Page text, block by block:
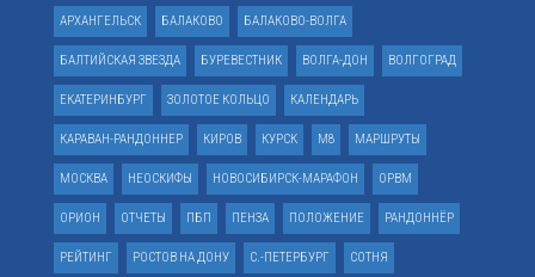
АРХАНГЕЛЬСК БАЛАКОВО БАЛАКОВО-ВОЛГА
БАЛТИЙСКАЯ ЗВЕЗДА БУРЕВЕСТНИК ВОЛГА-ДОН ВОЛГОГРАД
ЕКАТЕРИНБУРГ ЗОЛОТОЕ КОЛЬЦО КАЛЕНДАРЬ
КАРАВАН-РАНДОННЕР КИРОВ КУРСК М8 МАРШРУТЫ
МОСКВА НЕОСКИФЫ НОВОСИБИРСК-МАРАФОН ОРВМ
ОРИОН ОТЧЕТЫ ПБП ПЕНЗА ПОЛОЖЕНИЕ РАНДОННЁР
РЕЙТИНГ РОСТОВ НА ДОНУ С.-ПЕТЕРБУРГ СОТНЯ